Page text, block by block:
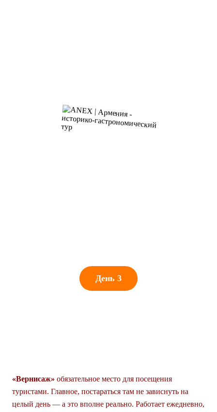
День 3
«Вернисаж» обязательное место для посещения
туристами. Главное, постараться там не зависнуть на
целый день — а это вполне реально. Работает ежедневно,